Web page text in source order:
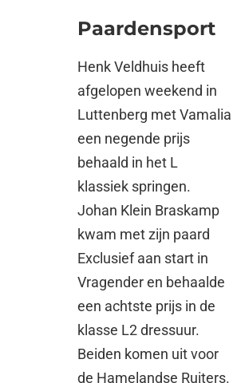
Paardensport
Henk Veldhuis heeft
afgelopen weekend in
Luttenberg met Vamalia
een negende prijs
behaald in het L
klassiek springen.
Johan Klein Braskamp
kwam met zijn paard
Exclusief aan start in
Vragender en behaalde
een achtste prijs in de
klasse L2 dressuur.
Beiden komen uit voor
de Hamelandse Ruiters.